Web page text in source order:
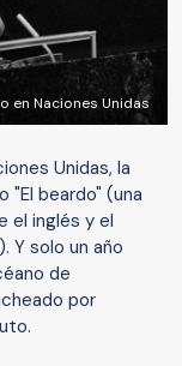
en Naciones Unidas
Unidas, la
"El beardo" (una
el inglés y el
Y solo un año
de
por